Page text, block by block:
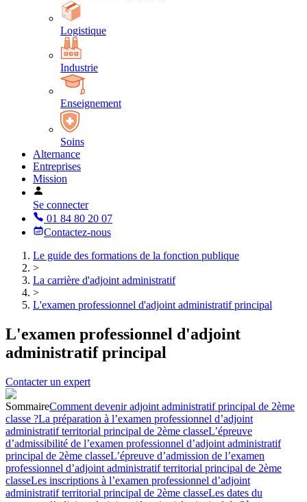
Logistique
Industrie
Enseignement
Soins
Alternance
Entreprises
Mission
Se connecter
01 84 80 20 07
Contactez-nous
Le guide des formations de la fonction publique
>
La carrière d'adjoint administratif
>
L'examen professionnel d'adjoint administratif principal
L'examen professionnel d'adjoint
administratif principal
Contacter un expert
SommaireComment devenir adjoint administratif principal de 2ème
classe ?La préparation à l’examen professionnel d’adjoint
administratif territorial principal de 2ème classeL’épreuve
d’admissibilité de l’examen professionnel d’adjoint administratif
principal de 2ème classeL’épreuve d’admission de l’examen
professionnel d’adjoint administratif territorial principal de 2ème
classeLes inscriptions à l’examen professionnel d’adjoint
administratif territorial principal de 2ème classeLes dates du